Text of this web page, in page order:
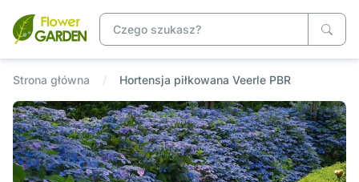
Strona główna Hortensja piłkowana Veerle PBR